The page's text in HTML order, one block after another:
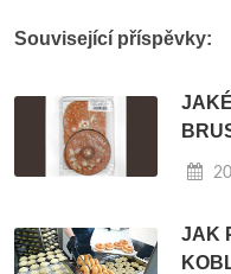
Související příspěvky:
JAK